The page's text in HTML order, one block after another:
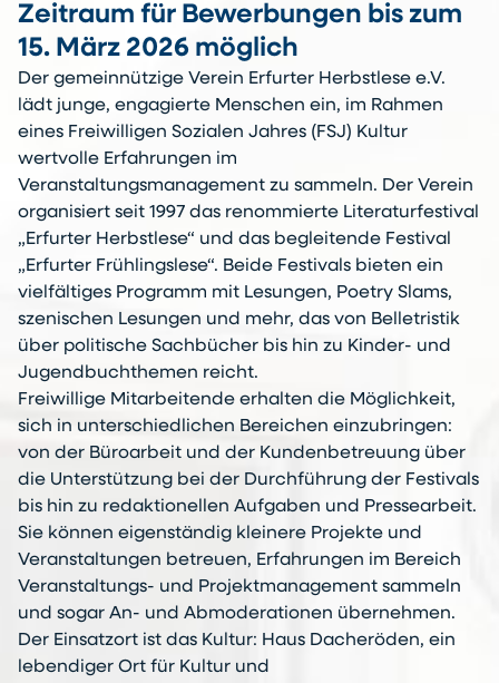
Zeitraum für Bewerbungen bis zum
15. März 2026 möglich
Der gemeinnützige Verein Erfurter Herbstlese e.V.
lädt junge, engagierte Menschen ein, im Rahmen
eines Freiwilligen Sozialen Jahres (FSJ) Kultur
wertvolle Erfahrungen im
Veranstaltungsmanagement zu sammeln. Der Verein
organisiert seit 1997 das renommierte Literaturfestival
„Erfurter Herbstlese“ und das begleitende Festival
„Erfurter Frühlingslese“. Beide Festivals bieten ein
vielfältiges Programm mit Lesungen, Poetry Slams,
szenischen Lesungen und mehr, das von Belletristik
über politische Sachbücher bis hin zu Kinder- und
Jugendbuchthemen reicht.
Freiwillige Mitarbeitende erhalten die Möglichkeit,
sich in unterschiedlichen Bereichen einzubringen:
von der Büroarbeit und der Kundenbetreuung über
die Unterstützung bei der Durchführung der Festivals
bis hin zu redaktionellen Aufgaben und Pressearbeit.
Sie können eigenständig kleinere Projekte und
Veranstaltungen betreuen, Erfahrungen im Bereich
Veranstaltungs- und Projektmanagement sammeln
und sogar An- und Abmoderationen übernehmen.
Der Einsatzort ist das Kultur: Haus Dacheröden, ein
lebendiger Ort für Kultur und